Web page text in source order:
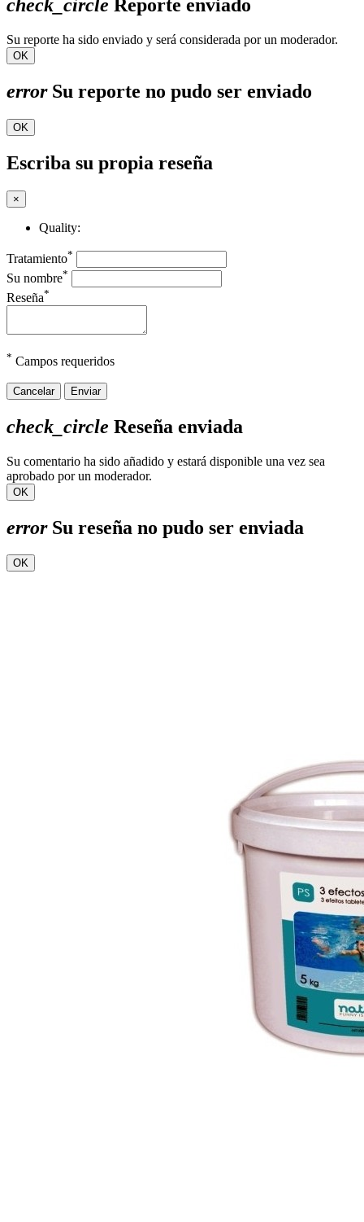
check_circle Reporte enviado
Su reporte ha sido enviado y será considerada por un moderador.
OK
errorSu reporte no pudo ser enviado
OK
Escriba su propia reseña
×
Quality:
Tratamiento*
Su nombre*
Reseña*
* Campos requeridos
Cancelar Enviar
check_circle Reseña enviada
Su comentario ha sido añadido y estará disponible una vez sea
aprobado por un moderador.
OK
errorSu reseña no pudo ser enviada
OK